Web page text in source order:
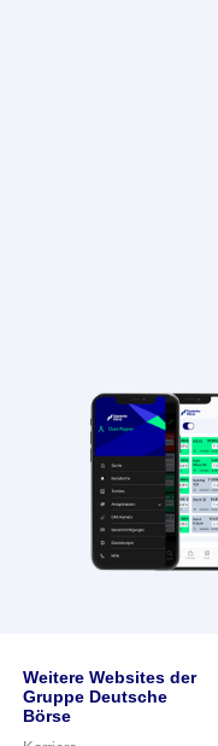
Weitere Websites der
Gruppe Deutsche
Börse